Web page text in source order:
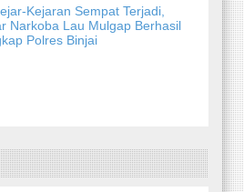
Kejaran Sempat Terjadi,
Narkoba Lau Mulgap Berhasil
Polres Binjai